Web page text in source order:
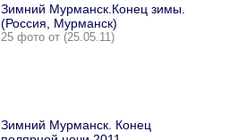
Зимний Мурманск.Конец зимы.
(Россия, Мурманск)
25 фото от (25.05.11)
Зимний Мурманск. Конец